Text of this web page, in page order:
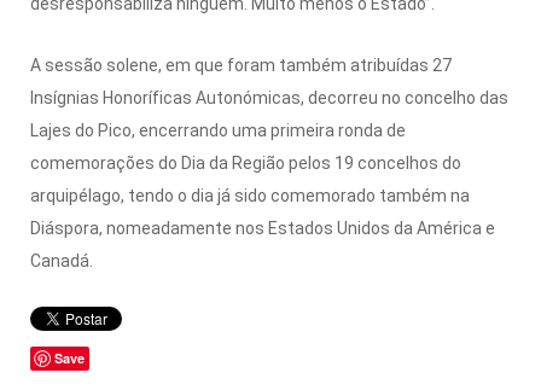
A sessão solene, em que foram também atribuídas 27
Insígnias Honoríficas Autonómicas, decorreu no concelho das
Lajes do Pico, encerrando uma primeira ronda de
comemorações do Dia da Região pelos 19 concelhos do
arquipélago, tendo o dia já sido comemorado também na
Diáspora, nomeadamente nos Estados Unidos da América e
Canadá.
Save